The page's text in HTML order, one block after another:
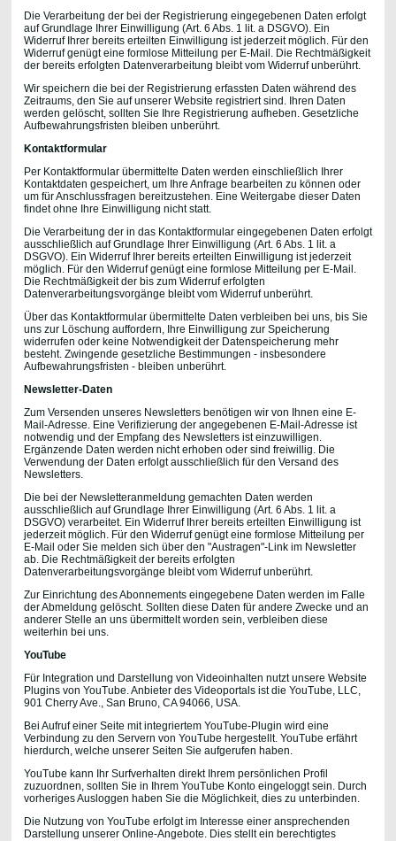
Die Verarbeitung der bei der Registrierung eingegebenen Daten erfolgt
auf Grundlage Ihrer Einwilligung (Art. 6 Abs. 1 lit. a DSGVO). Ein
Widerruf Ihrer bereits erteilten Einwilligung ist jederzeit möglich. Für den
Widerruf genügt eine formlose Mitteilung per E-Mail. Die Rechtmäßigkeit
der bereits erfolgten Datenverarbeitung bleibt vom Widerruf unberührt.
Wir speichern die bei der Registrierung erfassten Daten während des
Zeitraums, den Sie auf unserer Website registriert sind. Ihren Daten
werden gelöscht, sollten Sie Ihre Registrierung aufheben. Gesetzliche
Aufbewahrungsfristen bleiben unberührt.
Kontaktformular
Per Kontaktformular übermittelte Daten werden einschließlich Ihrer
Kontaktdaten gespeichert, um Ihre Anfrage bearbeiten zu können oder
um für Anschlussfragen bereitzustehen. Eine Weitergabe dieser Daten
findet ohne Ihre Einwilligung nicht statt.
Die Verarbeitung der in das Kontaktformular eingegebenen Daten erfolgt
ausschließlich auf Grundlage Ihrer Einwilligung (Art. 6 Abs. 1 lit. a
DSGVO). Ein Widerruf Ihrer bereits erteilten Einwilligung ist jederzeit
möglich. Für den Widerruf genügt eine formlose Mitteilung per E-Mail.
Die Rechtmäßigkeit der bis zum Widerruf erfolgten
Datenverarbeitungsvorgänge bleibt vom Widerruf unberührt.
Über das Kontaktformular übermittelte Daten verbleiben bei uns, bis Sie
uns zur Löschung auffordern, Ihre Einwilligung zur Speicherung
widerrufen oder keine Notwendigkeit der Datenspeicherung mehr
besteht. Zwingende gesetzliche Bestimmungen - insbesondere
Aufbewahrungsfristen - bleiben unberührt.
Newsletter-Daten
Zum Versenden unseres Newsletters benötigen wir von Ihnen eine E-
Mail-Adresse. Eine Verifizierung der angegebenen E-Mail-Adresse ist
notwendig und der Empfang des Newsletters ist einzuwilligen.
Ergänzende Daten werden nicht erhoben oder sind freiwillig. Die
Verwendung der Daten erfolgt ausschließlich für den Versand des
Newsletters.
Die bei der Newsletteranmeldung gemachten Daten werden
ausschließlich auf Grundlage Ihrer Einwilligung (Art. 6 Abs. 1 lit. a
DSGVO) verarbeitet. Ein Widerruf Ihrer bereits erteilten Einwilligung ist
jederzeit möglich. Für den Widerruf genügt eine formlose Mitteilung per
E-Mail oder Sie melden sich über den "Austragen"-Link im Newsletter
ab. Die Rechtmäßigkeit der bereits erfolgten
Datenverarbeitungsvorgänge bleibt vom Widerruf unberührt.
Zur Einrichtung des Abonnements eingegebene Daten werden im Falle
der Abmeldung gelöscht. Sollten diese Daten für andere Zwecke und an
anderer Stelle an uns übermittelt worden sein, verbleiben diese
weiterhin bei uns.
YouTube
Für Integration und Darstellung von Videoinhalten nutzt unsere Website
Plugins von YouTube. Anbieter des Videoportals ist die YouTube, LLC,
901 Cherry Ave., San Bruno, CA 94066, USA.
Bei Aufruf einer Seite mit integriertem YouTube-Plugin wird eine
Verbindung zu den Servern von YouTube hergestellt. YouTube erfährt
hierdurch, welche unserer Seiten Sie aufgerufen haben.
YouTube kann Ihr Surfverhalten direkt Ihrem persönlichen Profil
zuzuordnen, sollten Sie in Ihrem YouTube Konto eingeloggt sein. Durch
vorheriges Ausloggen haben Sie die Möglichkeit, dies zu unterbinden.
Die Nutzung von YouTube erfolgt im Interesse einer ansprechenden
Darstellung unserer Online-Angebote. Dies stellt ein berechtigtes